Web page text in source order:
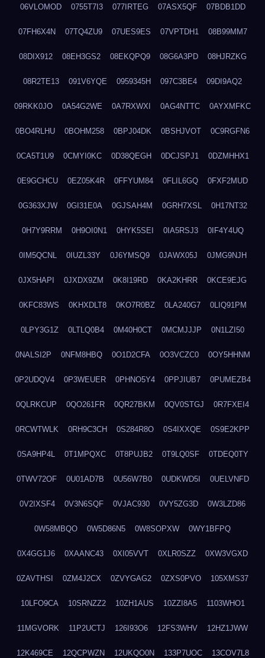
06VLOMOD 0755T7I3 077IRTEG 07ASX5QF 07BDB1DD
07FH6X4N 07TQ4ZU9 07UES9ES 07VPTDH1 08B99MM7
08DIX912 08EH3GS2 08EKQPQ9 08G6A3PD 08HJRZKG
08R2TE13 091V6YQE 0959345H 097C3BE4 09DI9AQ2
09RKK0JO 0A54G2WE 0A7RXWXI 0AG4NTTC 0AYXMFKC
0BO4RLHU 0BOHM258 0BPJ04DK 0BSHJVOT 0C9RGFN6
0CA5T1U9 0CMYI0KC 0D38QEGH 0DCJSPJ1 0DZMHHX1
0E9GCHCU 0EZ05K4R 0FFYUM84 0FLIL6GQ 0FXF2MUD
0G363XJW 0GI31E0A 0GJSAH4M 0GRH7XSL 0H17NT32
0H7Y9RRM 0H9OI0N1 0HYK5SEI 0IA5RSJ3 0IF4Y4UQ
0IM5QCNL 0IUZL33Y 0J6YMSQ9 0JAWX05J 0JMG9NJH
0JX5HAPI 0JXDX9ZM 0K8I19RD 0KA2KHRR 0KCE9EJG
0KFC83WS 0KHXDLT8 0KO7R0BZ 0LA240G7 0LIQ91PM
0LPY3G1Z 0LTLQ0B4 0M40H0CT 0MCMJJJP 0N1LZI50
0NALSI2P 0NFM8HBQ 0O1D2CFA 0O3VCZC0 0OY5HHNM
0P2UDQV4 0P3WEUER 0PHNO5Y4 0PPJIUB7 0PUMEZB4
0QLRKCUP 0QO261FR 0QR27BKM 0QV0STGJ 0R7FXEI4
0RCWTWLK 0RH9C3CH 0S284R8O 0S4IXXQE 0S9E2KPP
0SA9HP4L 0T1MPQXC 0T8PUJB2 0T9LQ0SF 0TDEQ0TY
0TWV72OF 0U01AD7B 0U56W7B0 0UDKWD5I 0UELVNFD
0V2IXSF4 0V3N6SQF 0VJAC930 0VY5ZG3D 0W3LZD86
0W58MBQO 0W5D86N5 0W8SOPXW 0WY1BFPQ
0X4GG1J6 0XAANC43 0XI05VVT 0XLR0SZZ 0XW3VGXD
0ZAVTHSI 0ZM4J2CX 0ZVYGAG2 0ZXS0PVO 105XMS37
10LFO9CA 10SRNZZ2 10ZH1AUS 10ZZI8A5 1103WHO1
11MGVORK 11P2UCTJ 126I93O6 12FS3WHV 12HZ1JWW
12K469CE 12QCPWZN 12UKQO0N 133P7UOC 13COV7L8